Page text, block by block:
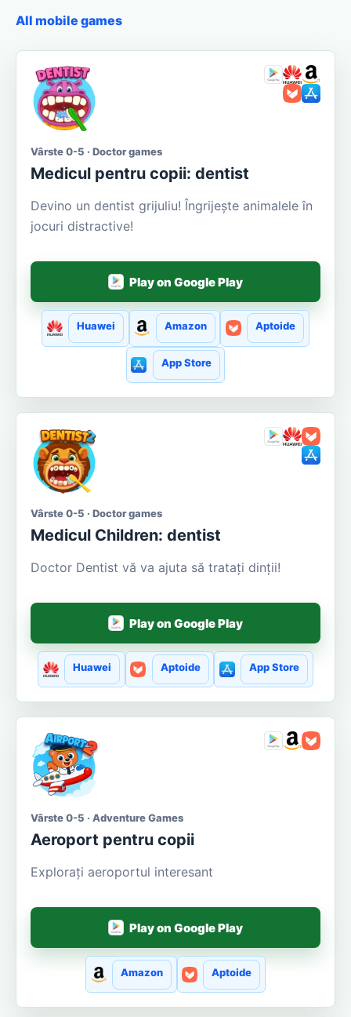
All mobile games
Vârste 0-5 · Doctor games
Medicul pentru copii: dentist
Devino un dentist grijuliu! Îngrijește animalele în
jocuri distractive!
Play on Google Play
Huawei Amazon Aptoide
App Store
Vârste 0-5 · Doctor games
Medicul Сhildren: dentist
Doctor Dentist vă va ajuta să tratați dinții!
Play on Google Play
Huawei Aptoide App Store
Vârste 0-5 · Adventure Games
Aeroport pentru copii
Explorați aeroportul interesant
Play on Google Play
Amazon Aptoide